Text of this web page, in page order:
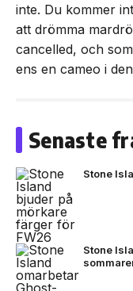
inte. Du kommer
att drömma
cancelled, och
ens en cameo i
Senaste
Stone
Stone